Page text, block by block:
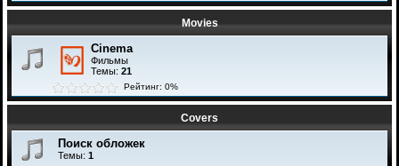
Movies
Cinema
Фильмы
Темы: 21
Рейтинг: 0%
Covers
Поиск обложек
Темы: 1